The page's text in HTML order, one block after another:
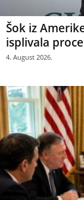
Šok iz
isplivala
4. August 2026.